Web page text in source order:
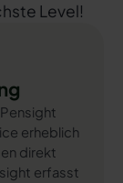
Level!
erheblich
direkt
erfasst